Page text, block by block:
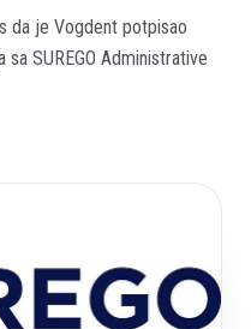
da je Vogdent potpisao
SUREGO Administrative